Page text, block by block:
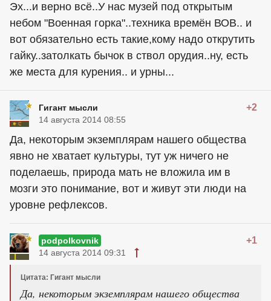
Эх...и верно всё..У нас музей под открытым
небом "Военная горка"..техника времён ВОВ.. и
вот обязательно есть такие,кому надо открутить
гайку..затолкать бычок в ствол орудия..ну, есть
же места для курения.. и урны...
Гигант мысли +2
14 августа 2014 08:55
Да, некоторым экземплярам нашего общества
явно не хватает культуры, тут уж ничего не
поделаешь, природа мать не вложила им в
мозги это понимание, вот и живут эти люди на
уровне рефлексов.
podpolkovnik +1
14 августа 2014 09:31
Цитата: Гигант мысли
Да, некоторым экземплярам нашего общества